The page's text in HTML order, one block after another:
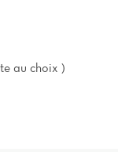
au choix )